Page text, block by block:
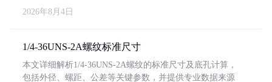
2026年8月4日
1/4-36UNS-2A螺纹标准尺寸
本文详细解析1/4-36UNS-2A螺纹的标准尺寸及底孔计算，
包括外径、螺距、公差等关键参数，并提供专业数据来源